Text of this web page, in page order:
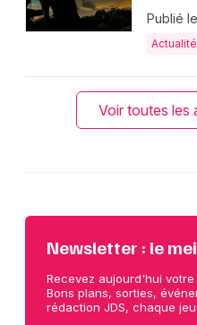
Publié
Voir toutes les
Newsletter : le
Recevez aujourd'hui
Bons plans, sorties,
rédaction JDS, chaque